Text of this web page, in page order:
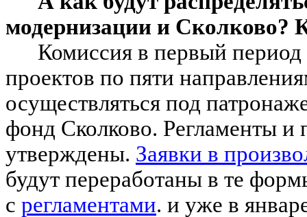
модернизации и Сколково?
Комиссия в первый
проектов по пяти
осуществляться под
фонд Сколково. Регламенты и
утверждены. Заявки в
будут переработаны в те
с регламентами. и уже в